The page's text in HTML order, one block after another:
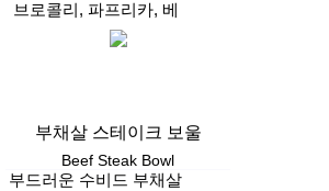
브로콜리, 파프리카, 베
이크드빈, 통후추, 후리
카케
부채살 스테이크 보울
Beef Steak Bowl
부드러운 수비드 부채살